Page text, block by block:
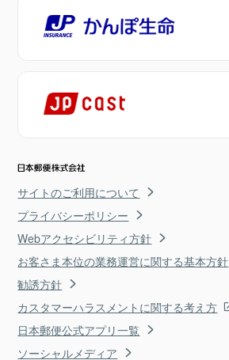
サイトのご利用について
プライバシーポリシー
Webアクセシビリティ方針
お客さま本位の業務運営に関する基本方針
勧誘方針
カスタマーハラスメントに関する考え方
日本郵便公式アプリ一覧
ソーシャルメディア